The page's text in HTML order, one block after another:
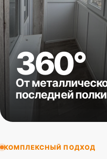
360°
От
последней полки
КОМПЛЕКСНЫЙ ПОДХОД